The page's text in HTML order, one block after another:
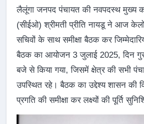
लैलूंगा जनपद पंचायत की नवपदस्थ मुख्य
(सीईओ) श्रीमती प्रीति नायडू ने आज
सचिवों के साथ समीक्षा बैठक कर
बैठक का आयोजन 3 जुलाई 2025, दिन
बजे से किया गया, जिसमें क्षेत्र की सभी
उपस्थित रहे। बैठक का उद्देश्य शासन की
प्रगति की समीक्षा कर लक्ष्यों की पूर्ति